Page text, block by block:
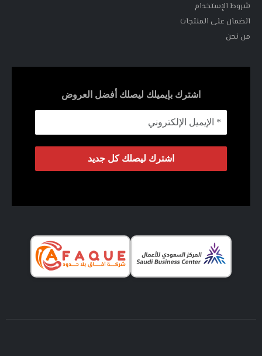
شروط الإستخدام
الضمان على المنتجات
من نحن
اشترك بإيميلك ليصلك أفضل العروض